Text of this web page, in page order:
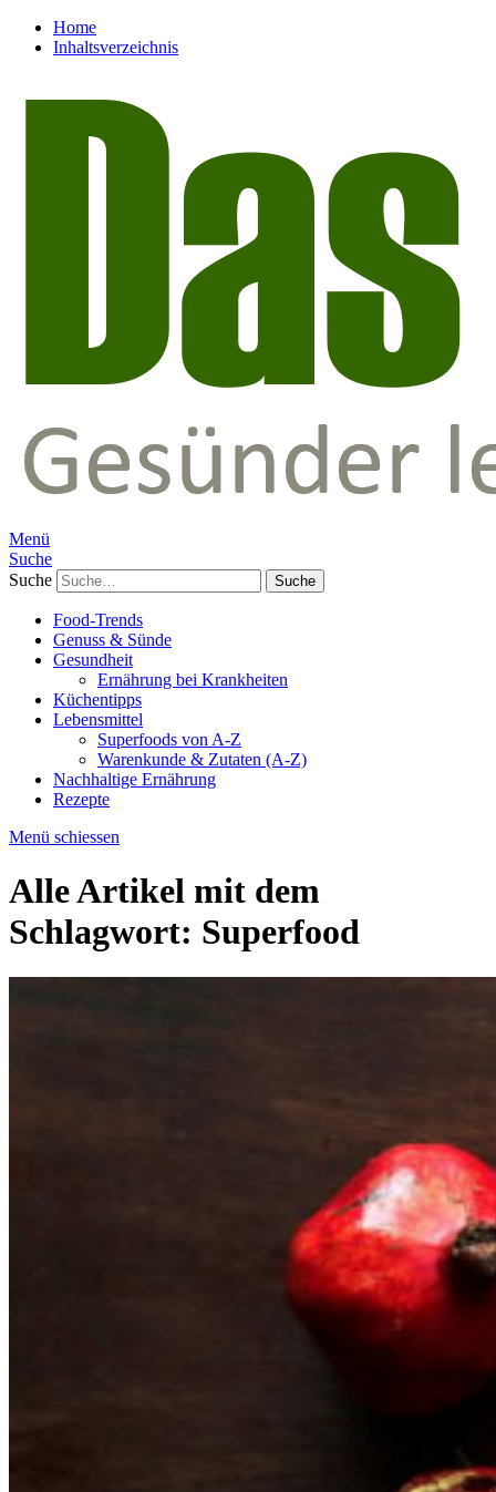
Home
Inhaltsverzeichnis
Menü
Suche
Suche
Food-Trends
Genuss & Sünde
Gesundheit
Ernährung bei Krankheiten
Küchentipps
Lebensmittel
Superfoods von A-Z
Warenkunde & Zutaten (A-Z)
Nachhaltige Ernährung
Rezepte
Menü schiessen
Alle Artikel mit dem
Schlagwort: Superfood